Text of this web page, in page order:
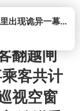
打开
翻越闸
客共计
视空窗